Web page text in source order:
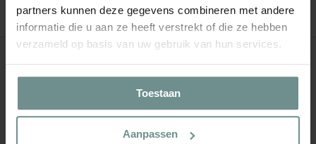
partners kunnen deze gegevens combineren met andere
informatie die u aan ze heeft verstrekt of die ze hebben
verzameld op basis van uw gebruik van hun services.
Toestaan
Aanpassen
Niet op voorraad
Beschikbaar
Aantal Aantal